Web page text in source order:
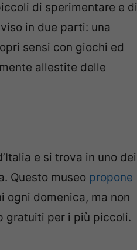
di sperimentare e di
in due parti: una
sensi con giochi ed
allestite delle
e si trova in uno dei
Questo museo propone
ogni domenica, ma non
gratuiti per i più piccoli.